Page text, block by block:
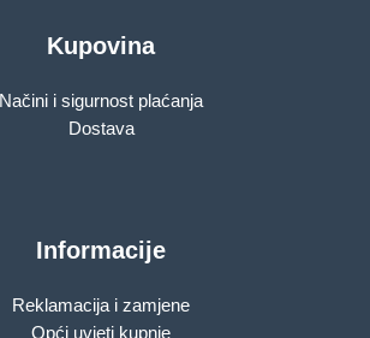
Kupovina
Načini i sigurnost plaćanja
Dostava
Informacije
Reklamacija i zamjene
Opći uvjeti kupnje